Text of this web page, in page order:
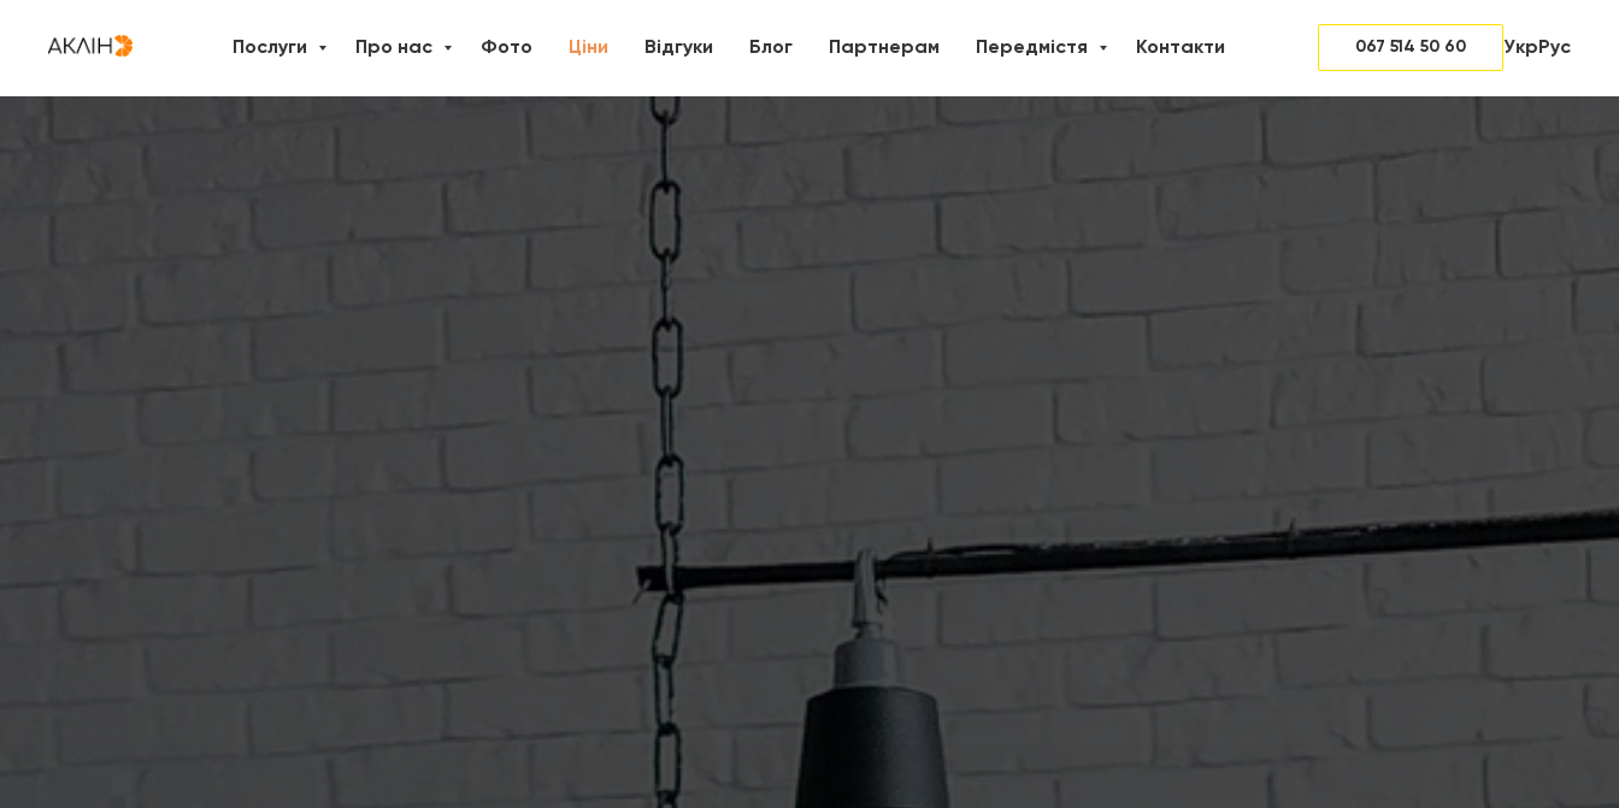
Послуги Про нас Фото Ціни Відгуки Блог Партнерам Передмістя Контакти 067 514 50 60 Укр Рус